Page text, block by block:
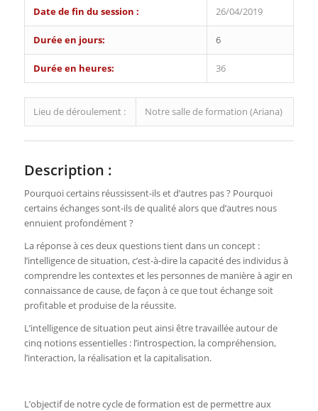
Date de fin du session : 26/04/2019
Durée en jours: 6
Durée en heures: 36
Lieu de déroulement : Notre salle de formation (Ariana)
Description :
Pourquoi certains réussissent-ils et d’autres pas ? Pourquoi
certains échanges sont-ils de qualité alors que d’autres nous
ennuient profondément ?
La réponse à ces deux questions tient dans un concept :
l’intelligence de situation, c’est-à-dire la capacité des individus à
comprendre les contextes et les personnes de manière à agir en
connaissance de cause, de façon à ce que tout échange soit
profitable et produise de la réussite.
L’intelligence de situation peut ainsi être travaillée autour de
cinq notions essentielles : l’introspection, la compréhension,
l’interaction, la réalisation et la capitalisation.
L’objectif de notre cycle de formation est de permettre aux